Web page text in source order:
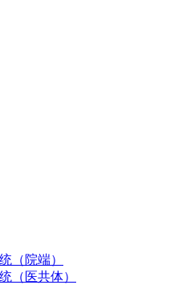
（院端）
（医共体）